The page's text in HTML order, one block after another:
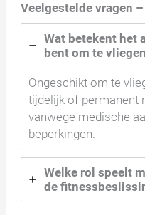
Veelgestelde vragen
Wat betekent het
bent om te
Ongeschikt om te
tijdelijk of permanent
vanwege medische
beperkingen.
Welke rol speelt
de